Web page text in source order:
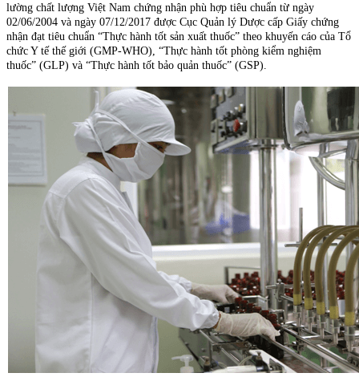
lường chất lượng Việt Nam chứng nhận phù hợp tiêu chuẩn từ ngày
02/06/2004 và ngày 07/12/2017 được Cục Quản lý Dược cấp Giấy chứng
nhận đạt tiêu chuẩn “Thực hành tốt sản xuất thuốc” theo khuyến cáo của Tổ
chức Y tế thế giới (GMP-WHO), “Thực hành tốt phòng kiểm nghiệm
thuốc” (GLP) và “Thực hành tốt bảo quản thuốc” (GSP).